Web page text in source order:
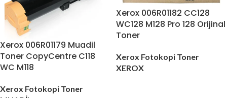
Xerox 006R01179 Muadil
Toner CopyCentre C118
WC M118
Xerox Fotokopi Toner
Xerox 006R01182 CC128
WC128 M128 Pro 128 Orijinal
Toner
Xerox Fotokopi Toner
XEROX